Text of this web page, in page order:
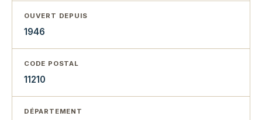
OUVERT DEPUIS
1946
CODE POSTAL
11210
DÉPARTEMENT